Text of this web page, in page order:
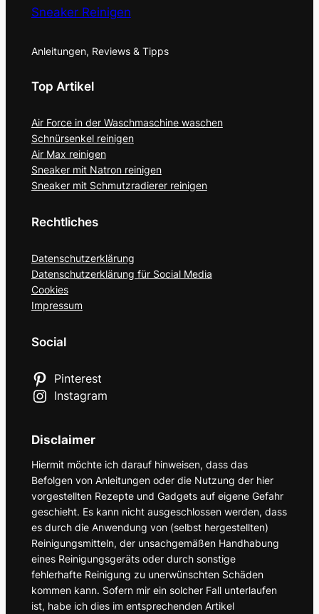
Sneaker Reinigen
Anleitungen, Reviews & Tipps
Top Artikel
Air Force in der Waschmaschine waschen
Schnürsenkel reinigen
Air Max reinigen
Sneaker mit Natron reinigen
Sneaker mit Schmutzradierer reinigen
Rechtliches
Datenschutzerklärung
Datenschutzerklärung für Social Media
Cookies
Impressum
Social
Pinterest
Instagram
Disclaimer
Hiermit möchte ich darauf hinweisen, dass das
Befolgen von Anleitungen oder die Nutzung der hier
vorgestellten Rezepte und Gadgets auf eigene Gefahr
geschieht. Es kann nicht ausgeschlossen werden, dass
es durch die Anwendung von (selbst hergestellten)
Reinigungsmitteln, der unsachgemäßen Handhabung
eines Reinigungsgeräts oder durch sonstige
fehlerhafte Reinigung zu unerwünschten Schäden
kommen kann. Sofern mir ein solcher Fall unterlaufen
ist, habe ich dies im entsprechenden Artikel